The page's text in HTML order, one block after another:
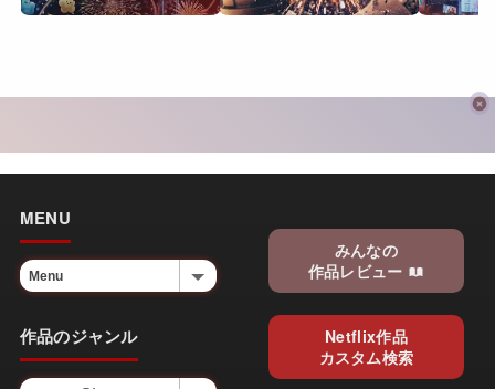
MENU
作品のジャンル
みんなの
作品レビュー
Netflix作品
カスタム検索